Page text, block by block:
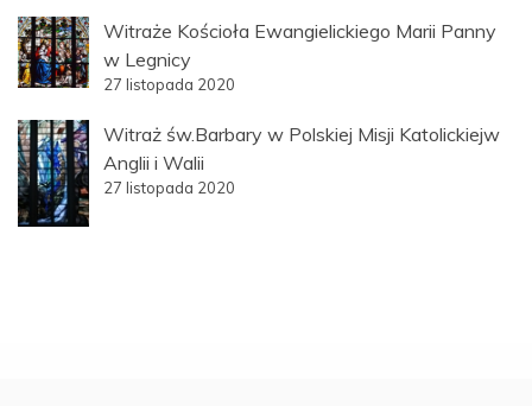
Witraże Kościoła Ewangielickiego Marii Panny
w Legnicy
27 listopada 2020
Witraż św.Barbary w Polskiej Misji Katolickiejw
Anglii i Walii
27 listopada 2020